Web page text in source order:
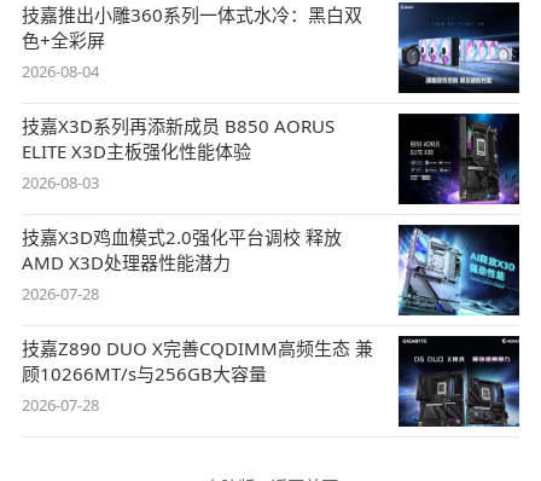
技嘉推出小雕360系列一体式水冷：黑白双
色+全彩屏
2026-08-04
技嘉X3D系列再添新成员 B850 AORUS
ELITE X3D主板强化性能体验
2026-08-03
技嘉X3D鸡血模式2.0强化平台调校 释放
AMD X3D处理器性能潜力
2026-07-28
技嘉Z890 DUO X完善CQDIMM高频生态 兼
顾10266MT/s与256GB大容量
2026-07-28